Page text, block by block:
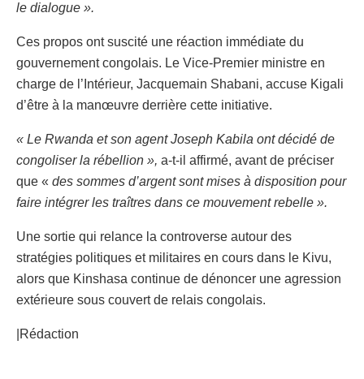
le dialogue ».
Ces propos ont suscité une réaction immédiate du
gouvernement congolais. Le Vice-Premier ministre en
charge de l’Intérieur, Jacquemain Shabani, accuse Kigali
d’être à la manœuvre derrière cette initiative.
« Le Rwanda et son agent Joseph Kabila ont décidé de
congoliser la rébellion », a-t-il affirmé, avant de préciser
que « des sommes d’argent sont mises à disposition pour
faire intégrer les traîtres dans ce mouvement rebelle ».
Une sortie qui relance la controverse autour des
stratégies politiques et militaires en cours dans le Kivu,
alors que Kinshasa continue de dénoncer une agression
extérieure sous couvert de relais congolais.
|Rédaction